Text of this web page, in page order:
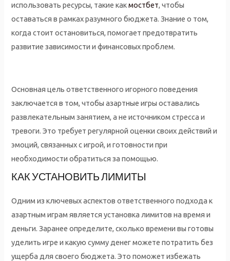
использовать ресурсы, такие какмостбет, чтобы
оставаться в рамках разумного бюджета. Знание о том,
когда стоит остановиться, помогает предотвратить
развитие зависимости и финансовых проблем.
Основная цель ответственного игорного поведения
заключается в том, чтобы азартные игры оставались
развлекательным занятием, а не источником стресса и
тревоги. Это требует регулярной оценки своих действий и
эмоций, связанных с игрой, и готовности при
необходимости обратиться за помощью.
КАК УСТАНОВИТЬ ЛИМИТЫ
Одним из ключевых аспектов ответственного подхода к
азартным играм является установка лимитов на время и
деньги. Заранее определите, сколько времени вы готовы
уделить игре и какую сумму денег можете потратить без
ущерба для своего бюджета. Это поможет избежать